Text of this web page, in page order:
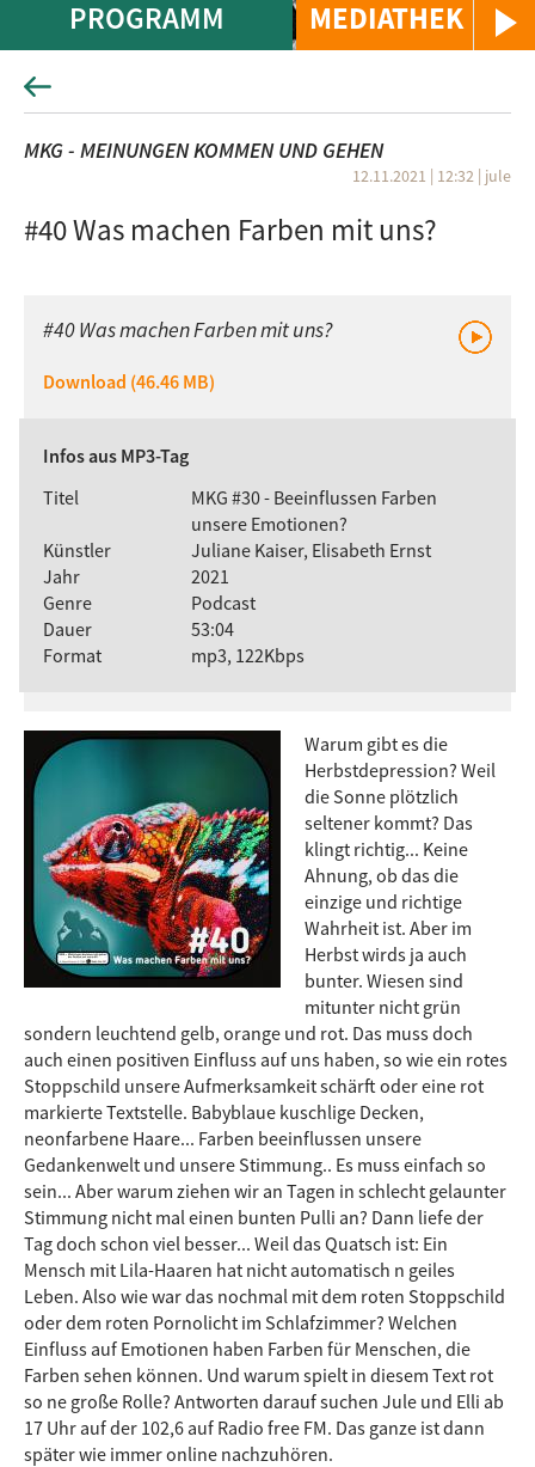
MEDIATHEK
PROGRAMM
MKG - MEINUNGEN KOMMEN UND GEHEN
12.11.2021 | 12:32 | jule
#40 Was machen Farben mit uns?
#40 Was machen Farben mit uns?
Download (46.46 MB)
Infos aus MP3-Tag
Titel
MKG #30 - Beeinflussen Farben
unsere Emotionen?
Künstler
Juliane Kaiser, Elisabeth Ernst
Jahr
2021
Genre
Podcast
Dauer
53:04
Format
mp3, 122Kbps
Warum gibt es die
Herbstdepression? Weil
die Sonne plötzlich
seltener kommt? Das
klingt richtig... Keine
Ahnung, ob das die
einzige und richtige
Wahrheit ist. Aber im
Herbst wirds ja auch
bunter. Wiesen sind
mitunter nicht grün
sondern leuchtend gelb, orange und rot. Das muss doch
auch einen positiven Einfluss auf uns haben, so wie ein rotes
Stoppschild unsere Aufmerksamkeit schärft oder eine rot
markierte Textstelle. Babyblaue kuschlige Decken,
neonfarbene Haare... Farben beeinflussen unsere
Gedankenwelt und unsere Stimmung.. Es muss einfach so
sein... Aber warum ziehen wir an Tagen in schlecht gelaunter
Stimmung nicht mal einen bunten Pulli an? Dann liefe der
Tag doch schon viel besser... Weil das Quatsch ist: Ein
Mensch mit Lila-Haaren hat nicht automatisch n geiles
Leben. Also wie war das nochmal mit dem roten Stoppschild
oder dem roten Pornolicht im Schlafzimmer? Welchen
Einfluss auf Emotionen haben Farben für Menschen, die
Farben sehen können. Und warum spielt in diesem Text rot
so ne große Rolle? Antworten darauf suchen Jule und Elli ab
17 Uhr auf der 102,6 auf Radio free FM. Das ganze ist dann
später wie immer online nachzuhören.